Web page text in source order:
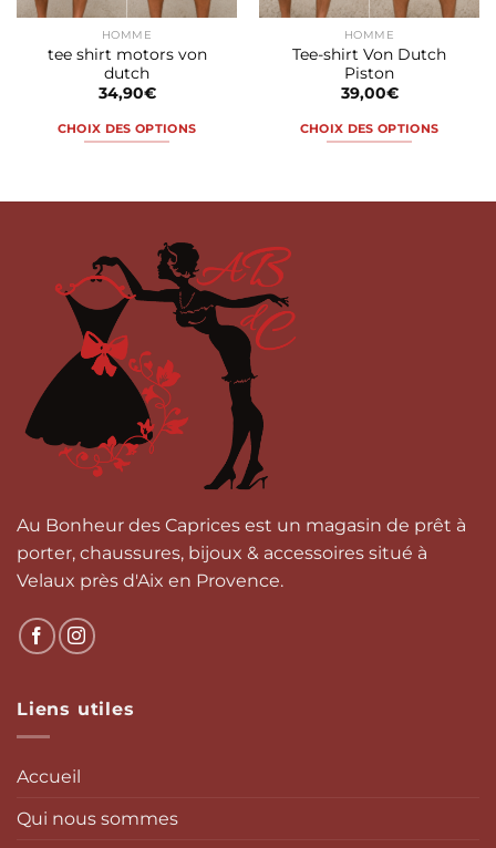
HOMME
tee shirt motors von
dutch
34,90€
CHOIX DES OPTIONS
a
variations.
Les
options
peuvent
être
choisies
sur
page
du
HOMME
Tee-shirt Von Dutch
Piston
39,00€
CHOIX DES OPTIONS
a
Au Bonheur des Caprices est un magasin de prêt à
porter, chaussures, bijoux & accessoires situé à
Velaux près d'Aix en Provence.
Liens utiles
Accueil
Qui nous sommes